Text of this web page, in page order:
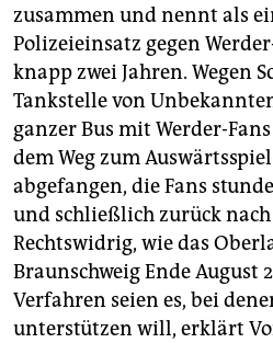
zusammen und nennt als
Polizeieinsatz gegen
knapp zwei Jahren. Wegen
Tankstelle von
ganzer Bus mit Werder-
dem Weg zum
abgefangen, die Fans
und schließlich zurück nach
Rechtswidrig, wie das
Braunschweig Ende August
Verfahren seien es, bei
unterstützen will, erklärt